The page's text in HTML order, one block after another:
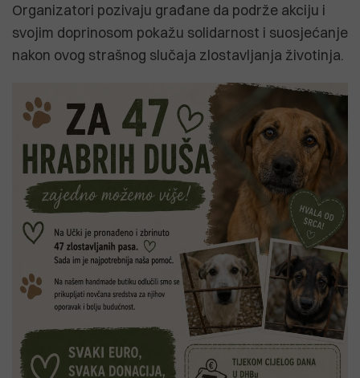
Organizatori pozivaju građane da podrže akciju i
svojim doprinosom pokažu solidarnost i suosjećanje
nakon ovog strašnog slučaja zlostavljanja životinja.